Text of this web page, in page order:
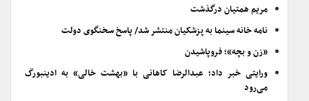
مریم همتیان درگذشت
نامه خانه سینما به پزشکیان منتشر شد/ پاسخ سخنگوی دولت
«زن و بچه»؛ فروپاشیدن
ورایتی خبر داد؛ عبدالرضا کاهانی با «بهشت خالی» به ادینبورگ
می‌رود